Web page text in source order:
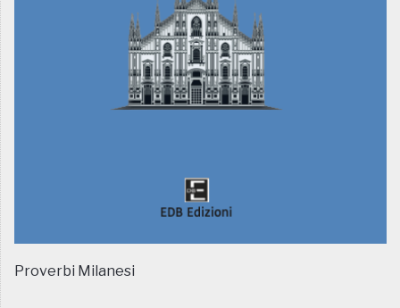
Proverbi Milanesi